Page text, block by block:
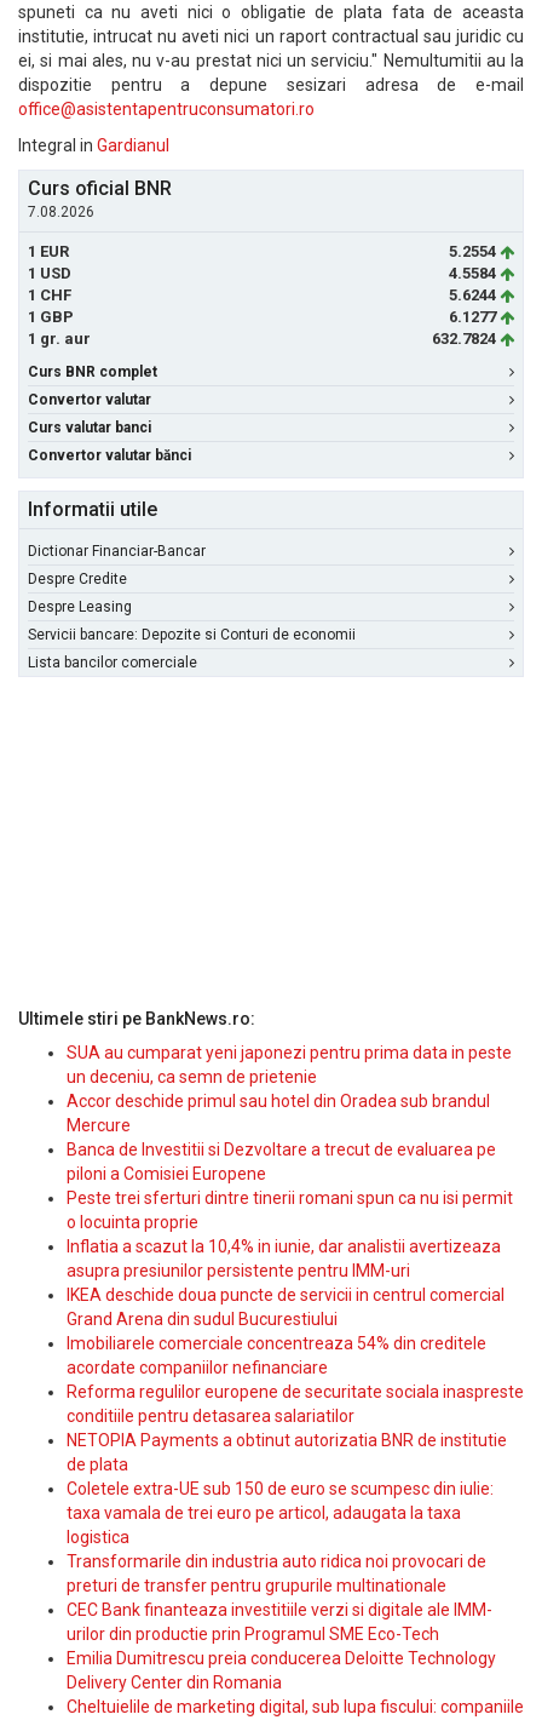
spuneti ca nu aveti nici o obligatie de plata fata de aceasta
institutie, intrucat nu aveti nici un raport contractual sau juridic cu
ei, si mai ales, nu v-au prestat nici un serviciu." Nemultumitii au la
dispozitie pentru a depune sesizari adresa de e-mail
office@asistentapentruconsumatori.ro
Integral in Gardianul
Curs oficial BNR
7.08.2026
1 EUR
5.2554
1 USD
4.5584
1 CHF
5.6244
1 GBP
6.1277
1 gr. aur
632.7824
Curs BNR complet
Convertor valutar
Curs valutar banci
Convertor valutar bănci
Informatii utile
Dictionar Financiar-Bancar
Despre Credite
Despre Leasing
Servicii bancare: Depozite si Conturi de economii
Lista bancilor comerciale
Ultimele stiri pe BankNews.ro:
SUA au cumparat yeni japonezi pentru prima data in peste
un deceniu, ca semn de prietenie
Accor deschide primul sau hotel din Oradea sub brandul
Mercure
Banca de Investitii si Dezvoltare a trecut de evaluarea pe
piloni a Comisiei Europene
Peste trei sferturi dintre tinerii romani spun ca nu isi permit
o locuinta proprie
Inflatia a scazut la 10,4% in iunie, dar analistii avertizeaza
asupra presiunilor persistente pentru IMM-uri
IKEA deschide doua puncte de servicii in centrul comercial
Grand Arena din sudul Bucurestiului
Imobiliarele comerciale concentreaza 54% din creditele
acordate companiilor nefinanciare
Reforma regulilor europene de securitate sociala inaspreste
conditiile pentru detasarea salariatilor
NETOPIA Payments a obtinut autorizatia BNR de institutie
de plata
Coletele extra-UE sub 150 de euro se scumpesc din iulie:
taxa vamala de trei euro pe articol, adaugata la taxa
logistica
Transformarile din industria auto ridica noi provocari de
preturi de transfer pentru grupurile multinationale
CEC Bank finanteaza investitiile verzi si digitale ale IMM-
urilor din productie prin Programul SME Eco-Tech
Emilia Dumitrescu preia conducerea Deloitte Technology
Delivery Center din Romania
Cheltuielile de marketing digital, sub lupa fiscului: companiile